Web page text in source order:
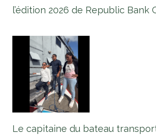
l’édition 2026 de Republic Bank
Le capitaine du bateau